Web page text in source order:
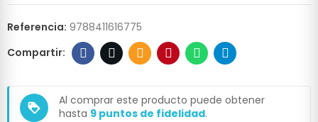
Referencia: 9788411616775
loyalty
Al comprar este producto puede obtener
hasta 9 puntos de fidelidad.